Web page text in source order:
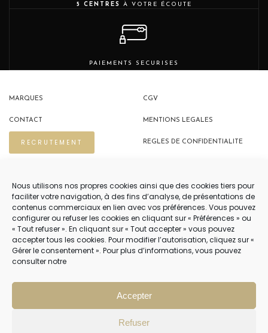
Nous utilisons nos propres cookies ainsi que des cookies tiers pour
faciliter votre navigation, à des fins d’analyse, de présentations de
contenus commerciaux en lien avec vos préférences. Vous pouvez
configurer ou refuser les cookies en cliquant sur « Préférences » ou
« Tout refuser ». En cliquant sur « Tout accepter » vous pouvez
accepter tous les cookies. Pour modifier l’autorisation, cliquez sur «
Gérer le consentement ». Pour plus d’informations, vous pouvez
consulter notre
Accepter
Refuser
5 CENTRES À VOTRE ÉCOUTE
PAIEMENTS SECURISES
MARQUES
CONTACT
RECRUTEMENT
CGV
MENTIONS LEGALES
REGLES DE CONFIDENTIALITE
NOUS CONTACTER
04 22 54 75 02
NOTRE SERVICE CLIENT EST OUVERT DU LUNDI AU VENDREDI DE 9H À 12H